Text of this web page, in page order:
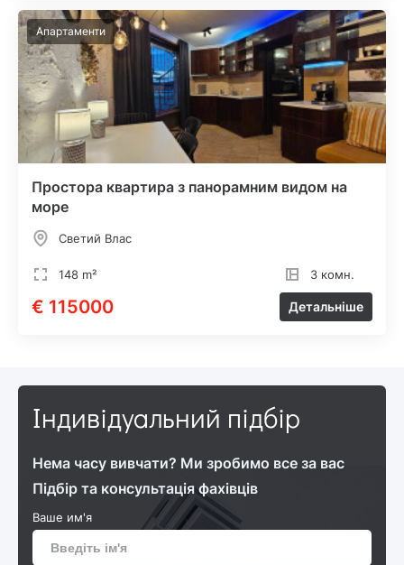
Апартаменти
Простора квартира з панорамним видом на
море
Светий Влас
148 m² 3 комн.
€ 115000 Детальніше
Індивідуальний підбір
Нема часу вивчати? Ми зробимо все за вас
Підбір та консультація фахівців
Ваше им'я